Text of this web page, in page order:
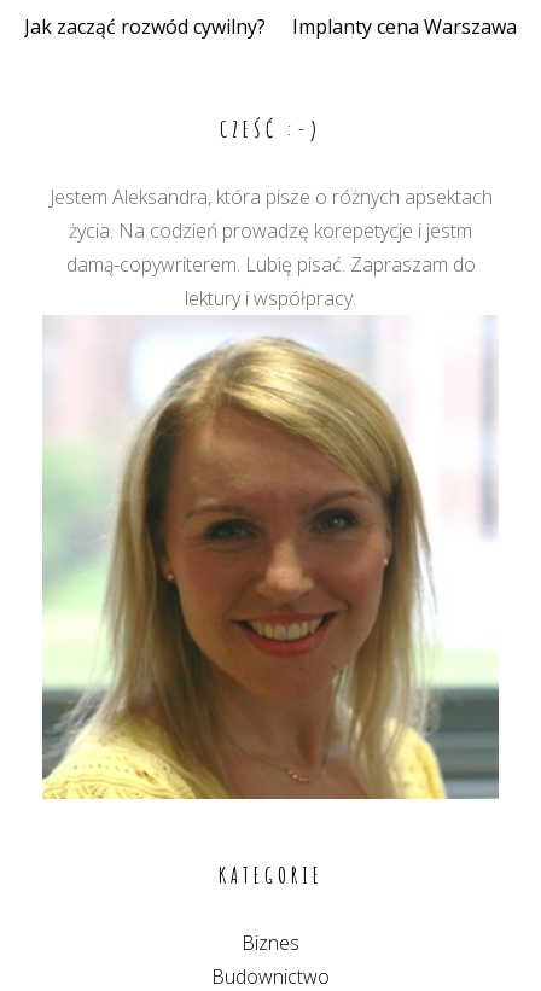
Nawigacja
Jak zacząć rozwód cywilny? Implanty cena Warszawa
CZEŚĆ :-)
Jestem Aleksandra, która pisze o różnych apsektach
życia. Na codzień prowadzę korepetycje i jestm
damą-copywriterem. Lubię pisać. Zapraszam do
lektury i współpracy.
KATEGORIE
Biznes
Budownictwo